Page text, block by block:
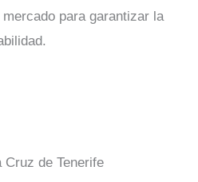
para garantizar la
Cruz de Tenerife